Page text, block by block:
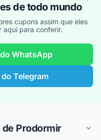
de todo mundo
cupons assim que eles
aqui para conferir.
WhatsApp
Telegram
Prodormir